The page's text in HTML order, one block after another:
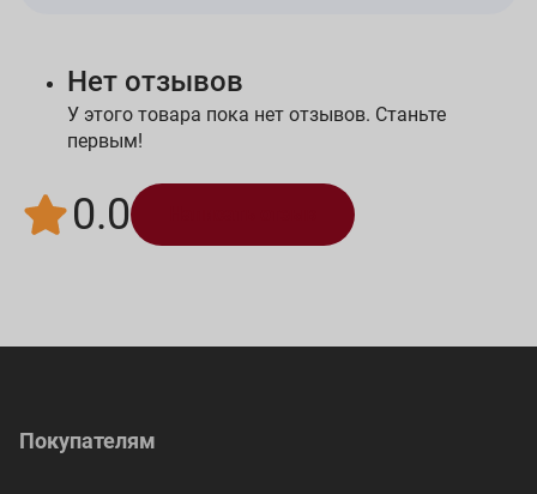
Нет отзывов
У этого товара пока нет отзывов. Станьте
первым!
0.0
Покупателям